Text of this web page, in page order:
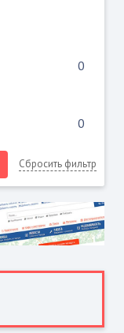
Сбросить фильтр